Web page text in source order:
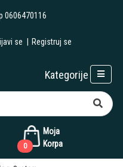
0606470116
se Registruj se
Moja
Korpa
0
Kategorije